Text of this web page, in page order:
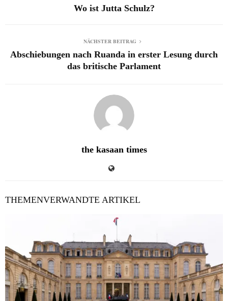
Wo ist Jutta Schulz?
NÄCHSTER BEITRAG
Abschiebungen nach Ruanda in erster Lesung durch
das britische Parlament
the kasaan times
THEMENVERWANDTE ARTIKEL